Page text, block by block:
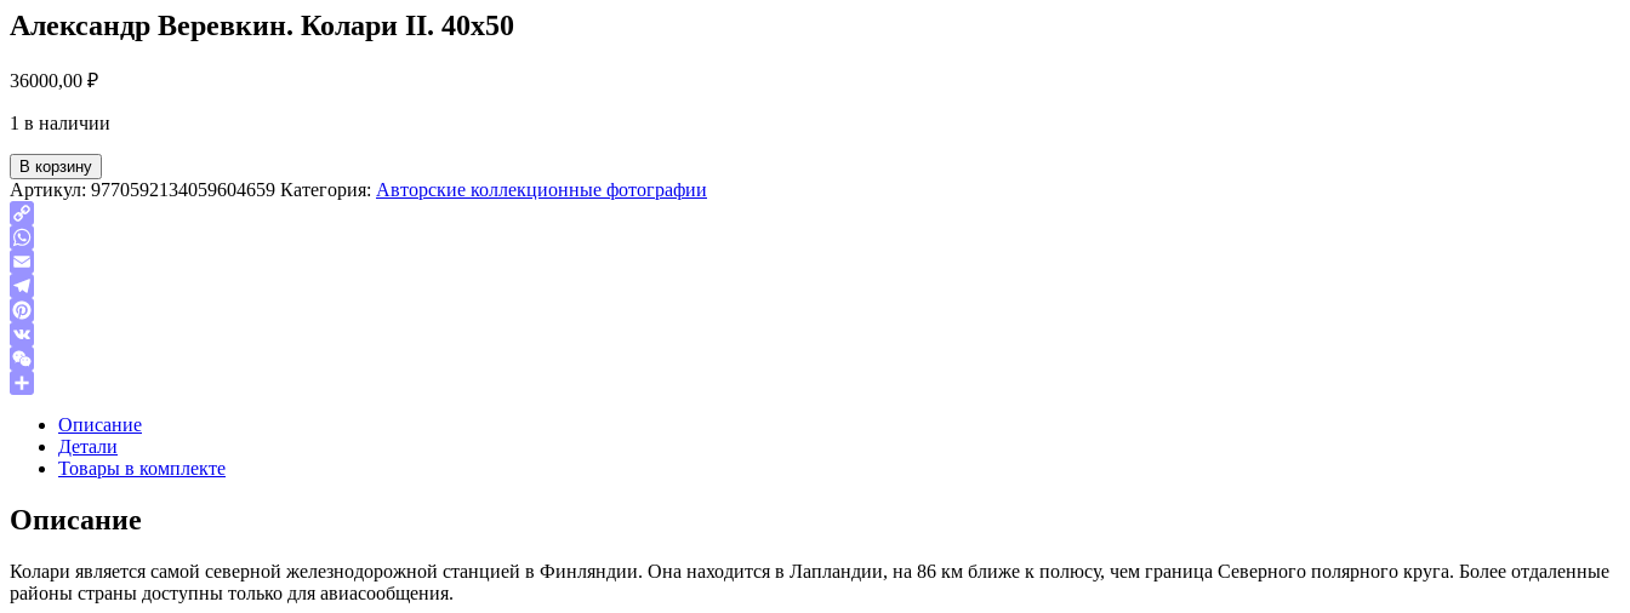
Александр Веревкин. Колари II. 40х50
36000,00 ₽
1 в наличии
В корзину
Артикул: 9770592134059604659 Категория: Авторские коллекционные фотографии
Copy
Link
WhatsApp
Email
Telegram
Pinterest
VK
WeChat
Описание
Детали
Товары в комплекте
Описание
Колари является самой северной железнодорожной станцией в Финляндии. Она находится в Лапландии, на 86 км ближе к полюсу, чем граница Северного полярного круга. Более отдаленные
районы страны доступны только для авиасообщения.